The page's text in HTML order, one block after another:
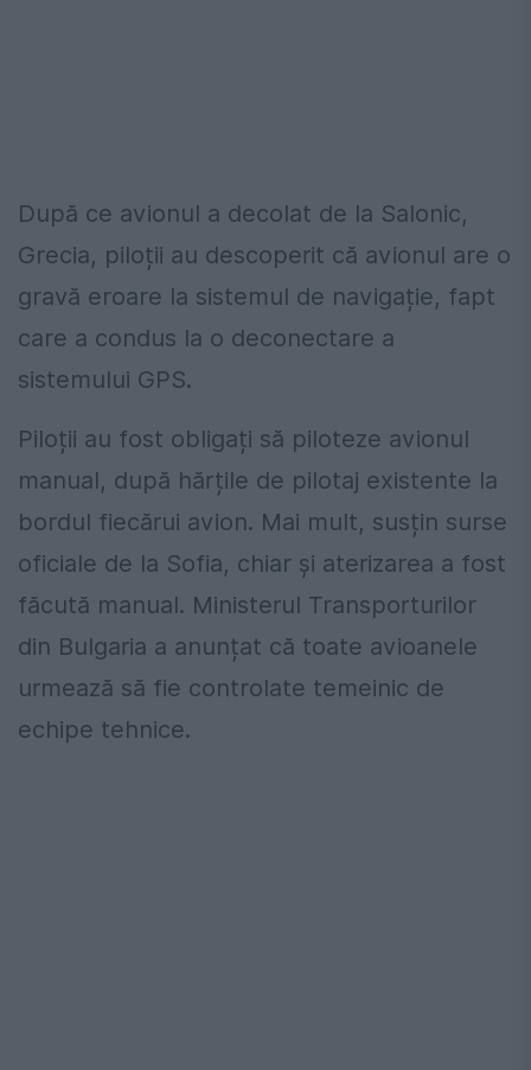
După ce avionul a decolat de la Salonic,
Grecia, piloții au descoperit că avionul are o
gravă eroare la sistemul de navigație, fapt
care a condus la o deconectare a
sistemului GPS.
Piloții au fost obligați să piloteze avionul
manual, după hărțile de pilotaj existente la
bordul fiecărui avion. Mai mult, susțin surse
oficiale de la Sofia, chiar și aterizarea a fost
făcută manual. Ministerul Transporturilor
din Bulgaria a anunțat că toate avioanele
urmează să fie controlate temeinic de
echipe tehnice.